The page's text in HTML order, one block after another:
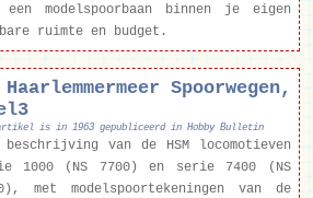
een modelspoorbaan binnen je eigen
ruimte en budget.
Haarlemmermeer Spoorwegen,
is in 1963 gepubliceerd in Hobby Bulletin
beschrijving van de HSM locomotieven
1000 (NS 7700) en serie 7400 (NS
met modelspoortekeningen van de